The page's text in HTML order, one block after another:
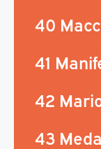
40
41
42
43